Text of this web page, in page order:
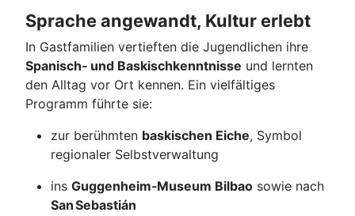
Sprache angewandt, Kultur erlebt
In Gastfamilien vertieften die Jugendlichen ihre
Spanisch‑ und Baskischkenntnisse und lernten
den Alltag vor Ort kennen. Ein vielfältiges
Programm führte sie:
zur berühmten baskischen Eiche, Symbol
regionaler Selbstverwaltung
ins Guggenheim‑Museum Bilbao sowie nach
San Sebastián